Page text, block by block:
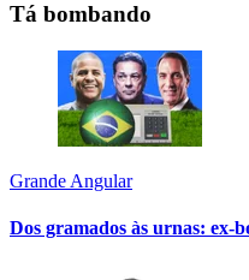
Tá bombando
Grande Angular
Dos gramados às urnas: ex-